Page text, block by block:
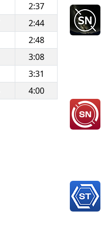
2:37
2:44
2:48
3:08
3:31
4:00